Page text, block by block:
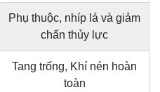
Phụ thuộc, nhíp lá và giảm
chấn thủy lực
Tang trống, Khí nén hoàn
toàn